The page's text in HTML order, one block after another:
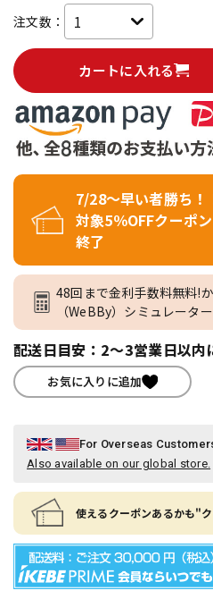
注文数：
カートに入れる
7/28～早い者勝ち！
対象5％OFFクーポ
終了
48回まで金利手数料無料!
（WeBBy）シミュレーター
配送日目安：2～3営業日以内
お気に入りに追加
For Overseas
Also available on our global store.
使えるクーポンあるかも"